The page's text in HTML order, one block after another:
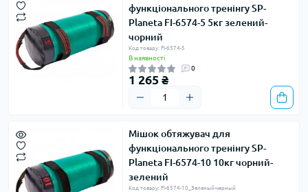
функціонального тренінгу SP-
Planeta FI-6574-5 5кг зелений-
чорний
Код товару: FI-6574-5
В наявності
0
1 265 ₴
Мішок обтяжувач для
функціонального тренінгу SP-
Planeta FI-6574-10 10кг чорний-
зелений
Код товару: FI-6574-10_Зеленый-черный